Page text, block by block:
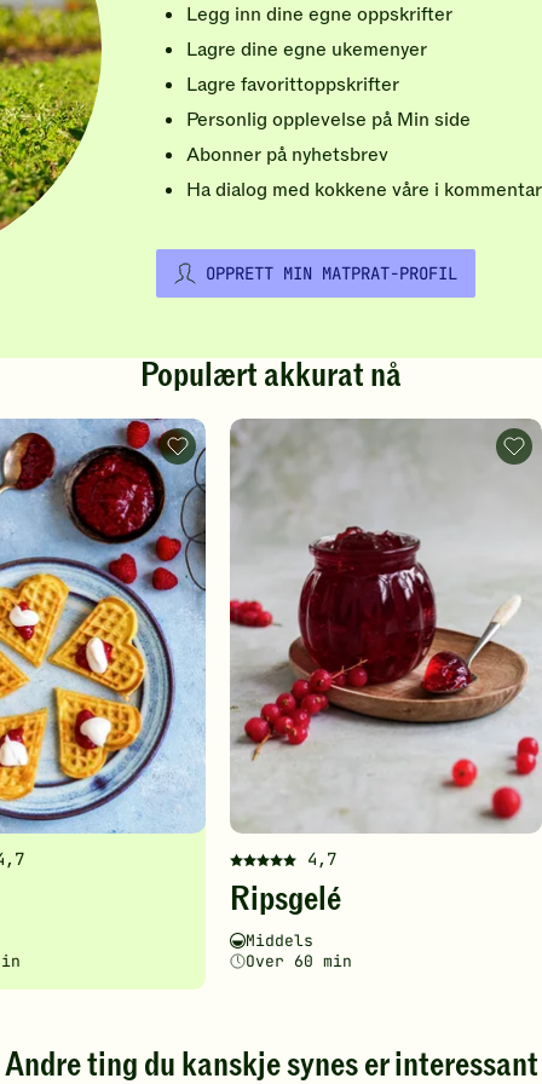
Legg inn dine egne oppskrifter
Lagre dine egne ukemenyer
Lagre favorittoppskrifter
Personlig opplevelse på Min side
Abonner på nyhetsbrev
Ha dialog med kokkene våre i
OPPRETT MIN MATPRAT-PROFIL
Populært akkurat nå
Vafler
-
legg
til
favoritter
4,7
Denne
oppskriften
fått
5
stjerner.
Klikk
Ripsgelé
Vanskelighetsgrad
Middels
Tilberedningstid
Over 60 min
-
Andre ting du kanskje synes er interessant